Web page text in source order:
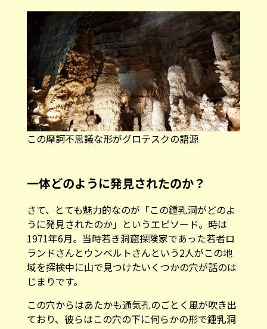
この摩訶不思議な形がグロテスクの語源
一体どのように発見されたのか？
さて、とても魅力的なのが「この鍾乳洞がどのよ
うに発見されたのか」というエピソード。時は
1971年6月。当時若き洞窟探険家であった若者ロ
ランドさんとウンベルトさんという2人がこの地
域を探検中に山で見つけたいくつかの穴が話のは
じまりです。
この穴からはあたかも通気孔のごとく風が吹き出
ており、彼らはこの穴の下に何らかの形で鍾乳洞